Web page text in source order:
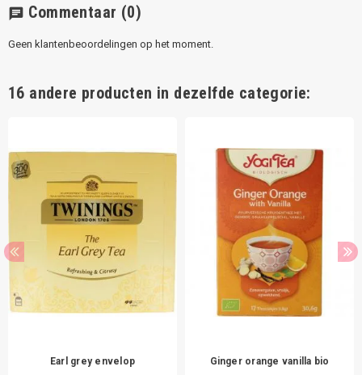
chat Commentaar (0)
Geen klantenbeoordelingen op het moment.
16 andere producten in dezelfde categorie:
Earl grey envelop Ginger orange vanilla bio